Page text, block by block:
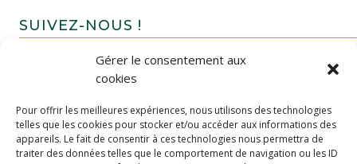
Gérer le consentement aux
cookies
Pour offrir les meilleures expériences, nous utilisons des technologies
telles que les cookies pour stocker et/ou accéder aux informations des
appareils. Le fait de consentir à ces technologies nous permettra de
traiter des données telles que le comportement de navigation ou les ID
SUIVEZ-NOUS !